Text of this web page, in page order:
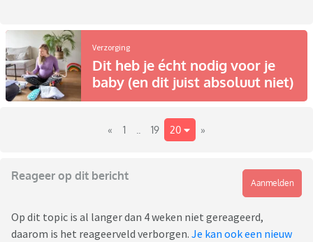
Verzorging
Dit heb je écht nodig voor je
baby (en dit juist absoluut niet)
« 1 19 20 »
Reageer op dit bericht
Aanmelden
Op dit topic is al langer dan 4 weken niet gereageerd,
daarom is het reageerveld verborgen. Je kan ook een nieuw